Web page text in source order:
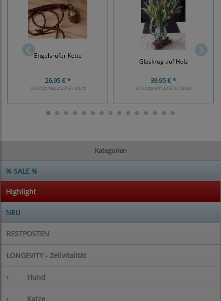
Kategorien
% SALE %
Highlight
NEU
RESTPOSTEN
LONGEVITY - Zellvitalität
› Hund
› Katze
Engelsrufer Kette
26,95 € *
Grundpreis:26,95 € / Stück
Glaskrug auf Holz
39,95 € *
Grundpreis:39,95 € / Stück